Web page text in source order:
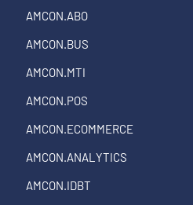
AMCON.ABO
AMCON.BUS
AMCON.MTI
AMCON.POS
AMCON.ECOMMERCE
AMCON.ANALYTICS
AMCON.IDBT